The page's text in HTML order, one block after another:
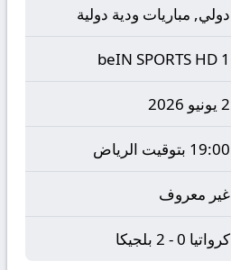
دولي, مباريات ودية دولية
beIN SPORTS HD 1
2 يونيو 2026
19:00 بتوقيت الرياض
غير معروف
كرواتيا 0 - 2 بلجيكا